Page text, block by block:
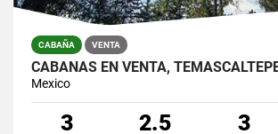
CABAÑA VENTA
Mexico
3 2.5 3